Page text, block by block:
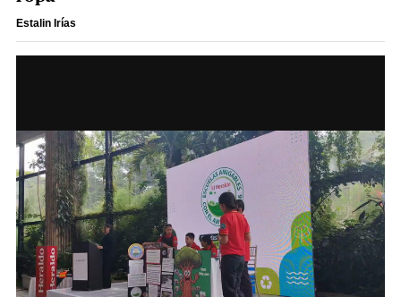
Estalin Irías